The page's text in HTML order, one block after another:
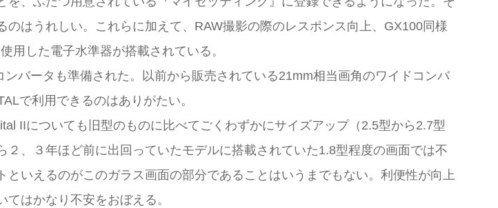
はうれしい。これらに加えて、RAW撮影の際のレスポンス向上、GX100同様
用した電子水準器が搭載されている。
バータも準備された。以前から販売されている21mm相当画角のワイドコンバ
で利用できるのはありがたい。
IIについても旧型のものに比べてごくわずかにサイズアップ（2.5型から2.7型
、３年ほど前に出回っていたモデルに搭載されていた1.8型程度の画面では不
いえるのがこのガラス画面の部分であることはいうまでもない。利便性が向上
はかなり不安をおぼえる。